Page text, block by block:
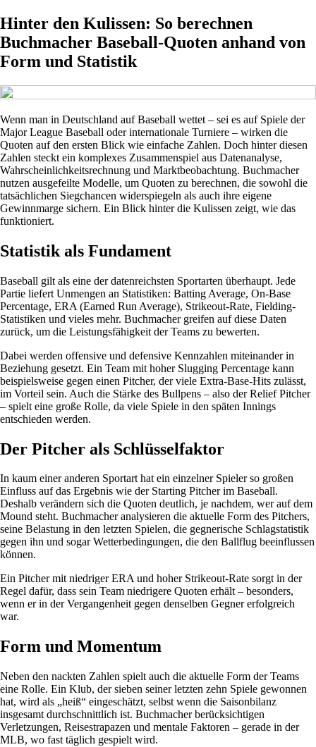
Hinter den Kulissen: So berechnen
Buchmacher Baseball-Quoten anhand von
Form und Statistik
Wenn man in Deutschland auf Baseball wettet – sei es auf Spiele der
Major League Baseball oder internationale Turniere – wirken die
Quoten auf den ersten Blick wie einfache Zahlen. Doch hinter diesen
Zahlen steckt ein komplexes Zusammenspiel aus Datenanalyse,
Wahrscheinlichkeitsrechnung und Marktbeobachtung. Buchmacher
nutzen ausgefeilte Modelle, um Quoten zu berechnen, die sowohl die
tatsächlichen Siegchancen widerspiegeln als auch ihre eigene
Gewinnmarge sichern. Ein Blick hinter die Kulissen zeigt, wie das
funktioniert.
Statistik als Fundament
Baseball gilt als eine der datenreichsten Sportarten überhaupt. Jede
Partie liefert Unmengen an Statistiken: Batting Average, On-Base
Percentage, ERA (Earned Run Average), Strikeout-Rate, Fielding-
Statistiken und vieles mehr. Buchmacher greifen auf diese Daten
zurück, um die Leistungsfähigkeit der Teams zu bewerten.
Dabei werden offensive und defensive Kennzahlen miteinander in
Beziehung gesetzt. Ein Team mit hoher Slugging Percentage kann
beispielsweise gegen einen Pitcher, der viele Extra-Base-Hits zulässt,
im Vorteil sein. Auch die Stärke des Bullpens – also der Relief Pitcher
– spielt eine große Rolle, da viele Spiele in den späten Innings
entschieden werden.
Der Pitcher als Schlüsselfaktor
In kaum einer anderen Sportart hat ein einzelner Spieler so großen
Einfluss auf das Ergebnis wie der Starting Pitcher im Baseball.
Deshalb verändern sich die Quoten deutlich, je nachdem, wer auf dem
Mound steht. Buchmacher analysieren die aktuelle Form des Pitchers,
seine Belastung in den letzten Spielen, die gegnerische Schlagstatistik
gegen ihn und sogar Wetterbedingungen, die den Ballflug beeinflussen
können.
Ein Pitcher mit niedriger ERA und hoher Strikeout-Rate sorgt in der
Regel dafür, dass sein Team niedrigere Quoten erhält – besonders,
wenn er in der Vergangenheit gegen denselben Gegner erfolgreich
war.
Form und Momentum
Neben den nackten Zahlen spielt auch die aktuelle Form der Teams
eine Rolle. Ein Klub, der sieben seiner letzten zehn Spiele gewonnen
hat, wird als „heiß“ eingeschätzt, selbst wenn die Saisonbilanz
insgesamt durchschnittlich ist. Buchmacher berücksichtigen
Verletzungen, Reisestrapazen und mentale Faktoren – gerade in der
MLB, wo fast täglich gespielt wird.